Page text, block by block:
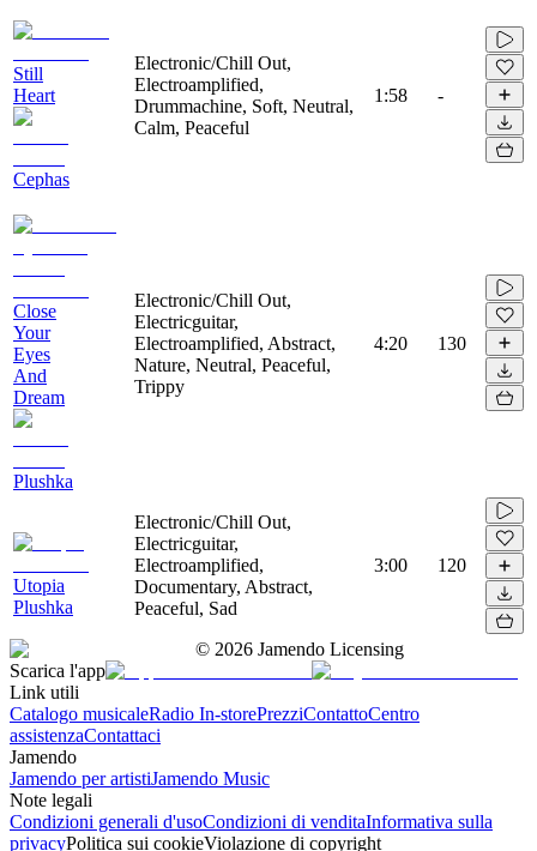
Still
Heart
Cephas
Electronic/Chill Out,
Electroamplified,
Drummachine, Soft, Neutral,
Calm, Peaceful
1:58 -
Close
Your
Eyes
And
Dream
Plushka
Electronic/Chill Out,
Electricguitar,
Electroamplified, Abstract,
Nature, Neutral, Peaceful,
Trippy
4:20 130
Utopia
Plushka
Electronic/Chill Out,
Electricguitar,
Electroamplified,
Documentary, Abstract,
Peaceful, Sad
3:00 120
© 2026 Jamendo Licensing
Scarica l'app
Link utili
Catalogo musicaleRadio In-storePrezziContattoCentro
assistenzaContattaci
Jamendo
Jamendo per artistiJamendo Music
Note legali
Condizioni generali d'usoCondizioni di venditaInformativa sulla
privacyPolitica sui cookieViolazione di copyright